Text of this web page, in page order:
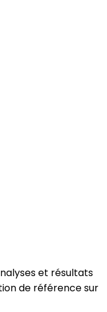
et résultats
de référence sur